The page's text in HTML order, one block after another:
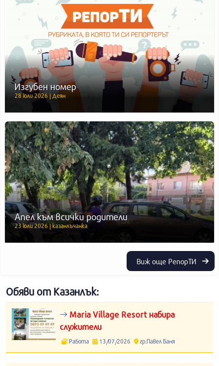
Изгубен номер
28 юли 2026 | Деян
Апел към всички родители
23 юли 2026 | казанлъчанка
Виж още РепорТИ
Обяви от Казанлък:
Maria Village Resort набира
служители
Работа 13/07/2026 гр.Павел Баня